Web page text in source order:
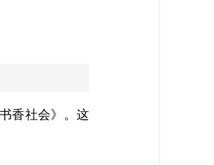
香社会》。这